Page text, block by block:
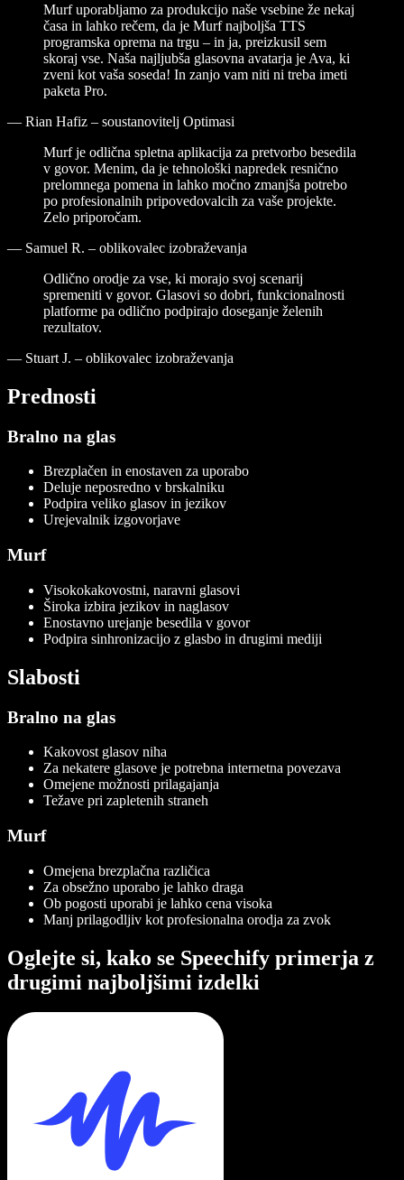
Murf uporabljamo za produkcijo naše vsebine že nekaj
časa in lahko rečem, da je Murf najboljša TTS
programska oprema na trgu – in ja, preizkusil sem
skoraj vse. Naša najljubša glasovna avatarja je Ava, ki
zveni kot vaša soseda! In zanjo vam niti ni treba imeti
paketa Pro.
— Rian Hafiz – soustanovitelj Optimasi
Murf je odlična spletna aplikacija za pretvorbo besedila
v govor. Menim, da je tehnološki napredek resnično
prelomnega pomena in lahko močno zmanjša potrebo
po profesionalnih pripovedovalcih za vaše projekte.
Zelo priporočam.
— Samuel R. – oblikovalec izobraževanja
Odlično orodje za vse, ki morajo svoj scenarij
spremeniti v govor. Glasovi so dobri, funkcionalnosti
platforme pa odlično podpirajo doseganje želenih
rezultatov.
— Stuart J. – oblikovalec izobraževanja
Prednosti
Bralno na glas
Brezplačen in enostaven za uporabo
Deluje neposredno v brskalniku
Podpira veliko glasov in jezikov
Urejevalnik izgovorjave
Murf
Visokokakovostni, naravni glasovi
Široka izbira jezikov in naglasov
Enostavno urejanje besedila v govor
Podpira sinhronizacijo z glasbo in drugimi mediji
Slabosti
Bralno na glas
Kakovost glasov niha
Za nekatere glasove je potrebna internetna povezava
Omejene možnosti prilagajanja
Težave pri zapletenih straneh
Murf
Omejena brezplačna različica
Za obsežno uporabo je lahko draga
Ob pogosti uporabi je lahko cena visoka
Manj prilagodljiv kot profesionalna orodja za zvok
Oglejte si, kako se Speechify primerja z
drugimi najboljšimi izdelki